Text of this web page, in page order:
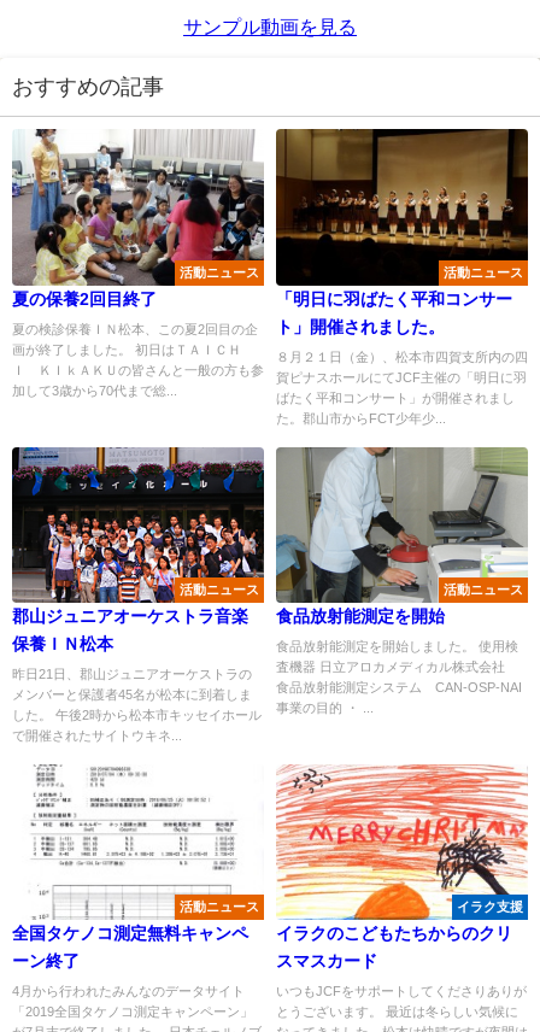
サンプル動画を見る
おすすめの記事
活動ニュース
夏の保養2回目終了
夏の検診保養ＩＮ松本、この夏2回目の企
画が終了しました。 初日はＴＡＩＣＨ
Ｉ ＫＩｋＡＫＵの皆さんと一般の方も参
加して3歳から70代まで総...
活動ニュース
「明日に羽ばたく平和コンサー
ト」開催されました。
８月２１日（金）、松本市四賀支所内の四
賀ピナスホールにてJCF主催の「明日に羽
ばたく平和コンサート」が開催されまし
た。郡山市からFCT少年少...
活動ニュース
郡山ジュニアオーケストラ音楽
保養ＩＮ松本
昨日21日、郡山ジュニアオーケストラの
メンバーと保護者45名が松本に到着しま
した。 午後2時から松本市キッセイホール
で開催されたサイトウキネ...
活動ニュース
食品放射能測定を開始
食品放射能測定を開始しました。 使用検
査機器 日立アロカメディカル株式会社
食品放射能測定システム CAN-OSP-NAI
事業の目的 ・ ...
活動ニュース
全国タケノコ測定無料キャンペ
ーン終了
4月から行われたみんなのデータサイト
「2019全国タケノコ測定キャンペーン」
イラク支援
イラクのこどもたちからのクリ
スマスカード
いつもJCFをサポートしてくださりありが
とうございます。 最近は冬らしい気候に